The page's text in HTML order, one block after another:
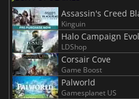
Assassin's Creed
Kinguin
Halo Campaign
LDShop
Corsair Cove
Game Boost
Palworld
Gamesplanet US